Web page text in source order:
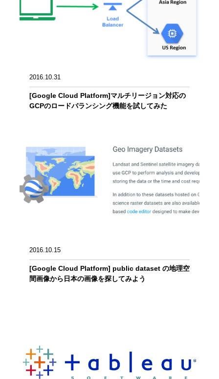
2016.10.31
[Google Cloud Platform]マルチリージョン対応の
GCPのロードバランシング機能を試してみた
2016.10.15
[Google Cloud Platform] public dataset の地理空
間画像から日本の画像を探してみよう